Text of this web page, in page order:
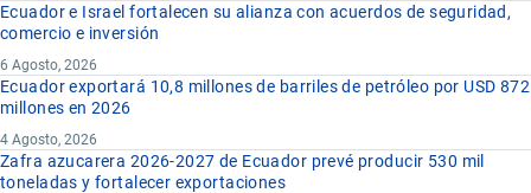
Ecuador e Israel fortalecen su alianza con acuerdos de seguridad,
comercio e inversión
6 Agosto, 2026
Ecuador exportará 10,8 millones de barriles de petróleo por USD 872
millones en 2026
4 Agosto, 2026
Zafra azucarera 2026-2027 de Ecuador prevé producir 530 mil
toneladas y fortalecer exportaciones